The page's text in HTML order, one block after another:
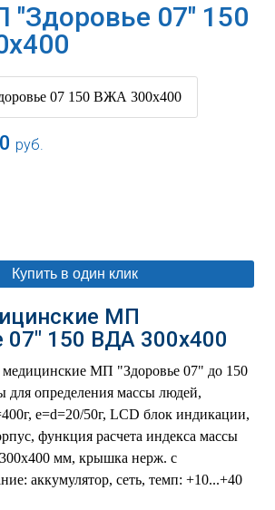
07" 150
руб.
Купить в один клик
МП
07" 150 ВДА 300х400
МП "Здоровье 07" до 150
для определения массы людей,
e=d=20/50г, LCD блок индикации,
функция расчета индекса массы
мм, крышка нерж. с
аккумулятор, сеть, темп: +10...+40